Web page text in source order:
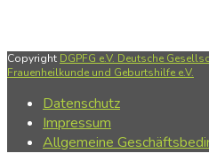
Copyright DGPFG e.V. Deutsche
Frauenheilkunde und Geburtshilfe e.V.
Datenschutz
Impressum
Allgemeine